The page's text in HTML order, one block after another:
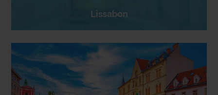
Lissabon